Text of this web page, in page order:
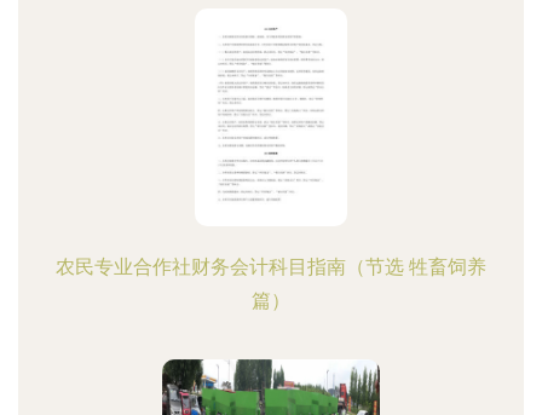
农民专业合作社财务会计科目指南（节选 牲畜饲养
篇）